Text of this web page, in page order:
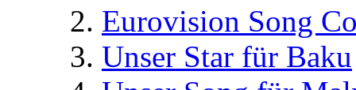
Eurovision Song
Unser Star für Baku